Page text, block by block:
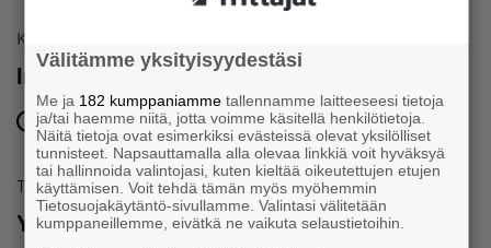
Koulutukset ja seminaarit
Innostu sijoittamisesta – Puumila, Kihniö
18.8.2026 klo 17:30 – 20:00
Tapahtuma
Yrittäjien SM-golf
Välitämme yksityisyydestäsi
Me ja 182 kumppaniammetallennamme laitteeseesi tietoja
ja/tai haemme niitä, jotta voimme käsitellä henkilötietoja.
Näitä tietoja ovat esimerkiksi evästeissä olevat yksilölliset
tunnisteet. Napsauttamalla alla olevaa linkkiä voit hyväksyä
tai hallinnoida valintojasi, kuten kieltää oikeutettujen etujen
käyttämisen. Voit tehdä tämän myös myöhemmin
Tietosuojakäytäntö-sivullamme. Valintasi välitetään
kumppaneillemme, eivätkä ne vaikuta selaustietoihin.